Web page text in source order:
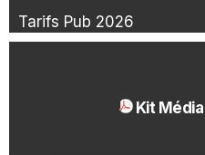
Tarifs Pub 2026
Kit